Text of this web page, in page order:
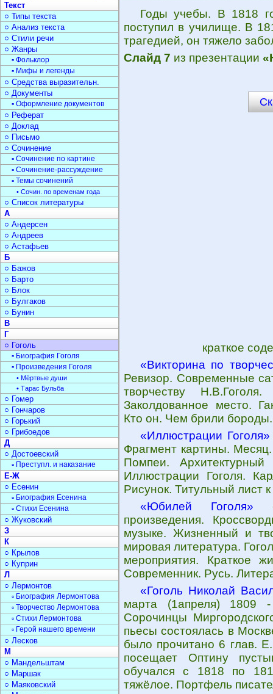
Годы учебы. В 1818
поступил в училище. В
трагедией, он тяжело
Слайд 7 из презентации
краткое
«Викторина по
Ревизор. Современные
творчеству
Заколдованное место.
Кто он. Чем брили
«Иллюстрации Гоголя»
Фрагмент картины.
Помпеи.
Иллюстрации Гоголя.
Рисунок. Титульный лист
«Юбилей Гоголя» -
произведения.
музыке. Жизненный и
мировая литература.
мероприятия. Краткое
Современник. Русь.
«Гоголь Николай
марта (1апреля) 1809
Сорочинцы
пьесы состоялась в
было прочитано 6 глав.
посещает Оптину
обучался с 1818 по
тяжёлое. Портфель
Текст
○ Типы текста
○ Анализ текста
○ Стили речи
○ Жанры
▫ Фольклор
▫ Мифы и легенды
○ Средства выразительн.
○ Документы
▫ Оформление документов
○ Реферат
○ Доклад
○ Письмо
○ Сочинение
▫ Сочинение по картине
▫ Сочинение-рассуждение
▫ Темы сочинений
• Сочин. по временам года
○ Список литературы
А
○ Андерсен
○ Андреев
○ Астафьев
Б
○ Бажов
○ Барто
○ Блок
○ Булгаков
○ Бунин
В
Г
○ Гоголь
▫ Биография Гоголя
▫ Произведения Гоголя
• Мёртвые души
• Тарас Бульба
○ Гомер
○ Гончаров
○ Горький
○ Грибоедов
Д
○ Достоевский
▫ Преступл. и наказание
Е-Ж
○ Есенин
▫ Биография Есенина
▫ Стихи Есенина
○ Жуковский
З
К
○ Крылов
○ Куприн
Л
○ Лермонтов
▫ Биография Лермонтова
▫ Творчество Лермонтова
▫ Стихи Лермонтова
▫ Герой нашего времени
○ Лесков
М
○ Мандельштам
○ Маршак
○ Маяковский